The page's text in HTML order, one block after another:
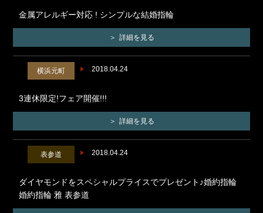
金属アレルギー対応 ! シンプルな結婚指輪
詳細を見る
2018.04.24
横浜元町
3連休限定!フェア開催!!!
詳細を見る
2018.04.24
表参道
ダイヤモンドをスペシャルプライスでプレゼント♪婚約指輪
婚約指輪 雅 表参道